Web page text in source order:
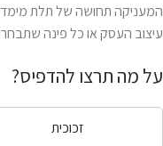
המעניקה תחושה של תלת מימד.
עיצוב העסק או כל פינה
על מה תרצו להדפיס?
זכוכית